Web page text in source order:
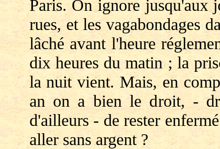
Paris. On ignore jusqu'aux
rues, et les vagabondages
lâché avant l'heure
dix heures du matin ; la
la nuit vient. Mais, en
an on a bien le droit, -
d'ailleurs - de rester
aller sans argent ?